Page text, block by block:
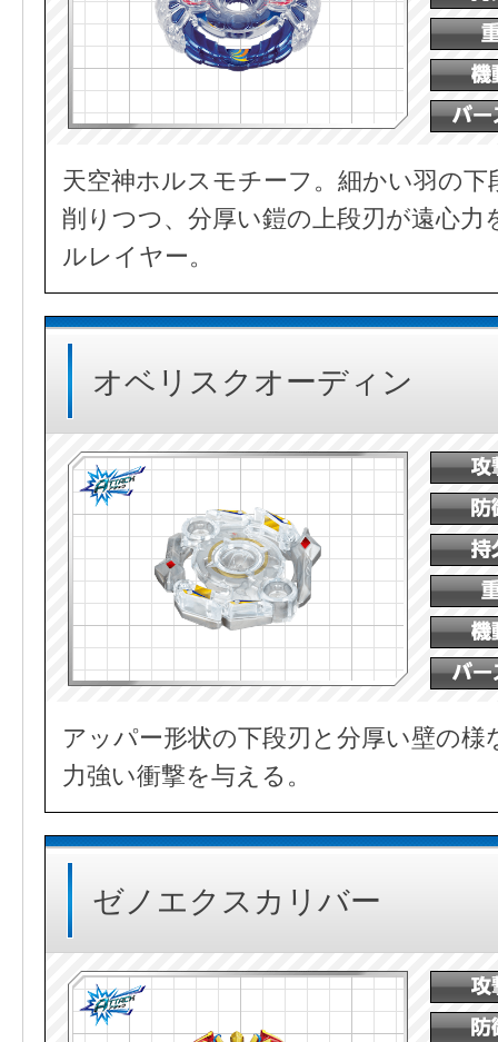
天空神ホルスモチーフ。細かい羽の
削りつつ、分厚い鎧の上段刃が遠心
ルレイヤー。
オベリスクオーディン
アッパー形状の下段刃と分厚い壁の
力強い衝撃を与える。
ゼノエクスカリバー